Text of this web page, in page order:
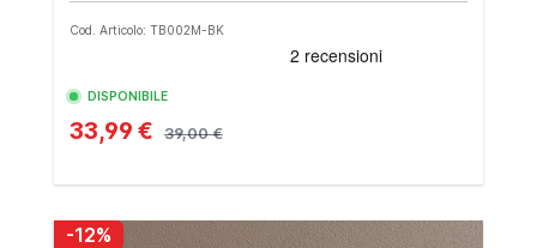
Cod. Articolo: TB002M-BK
DISPONIBILE
33,99 € 39,00 €
-12%